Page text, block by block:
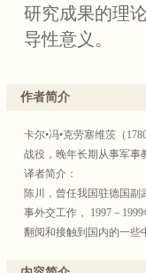
研究成果的理
导性意义。
作者简介
卡尔•冯•克劳塞维茨（
战役，晚年长期从事军事
译者简介：
陈川，曾任我国驻德国副
事外交工作， 1997－
翻阅和接触到国内的一些